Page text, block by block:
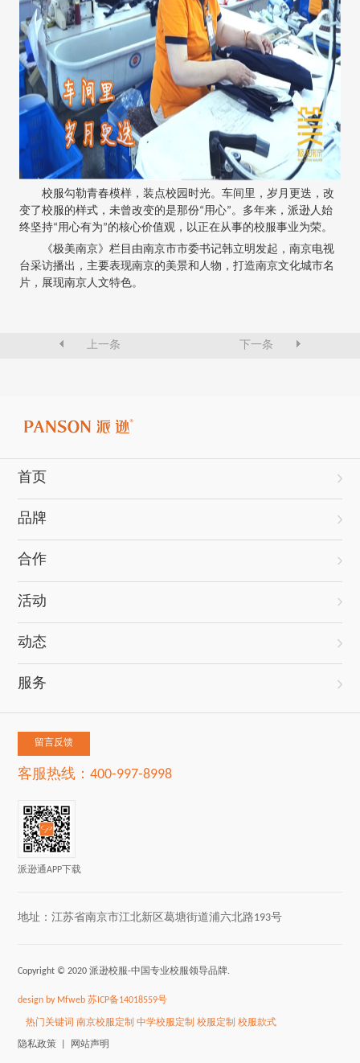
校服勾勒青春模样，装点校园时光。车间里，岁月更迭，改
变了校服的样式，未曾改变的是那份“用心”。多年来，派逊人始
终坚持“用心有为”的核心价值观，以正在从事的校服事业为荣。
《极美南京》栏目由南京市市委书记韩立明发起，南京电视
台采访播出，主要表现南京的美景和人物，打造南京文化城市名
片，展现南京人文特色。
上一条 下一条
首页
品牌
合作
活动
动态
服务
留言反馈
客服热线：400-997-8998
派逊通APP下载
地址：江苏省南京市江北新区葛塘街道浦六北路193号
Copyright © 2020 派逊校服-中国专业校服领导品牌.
design by Mfweb 苏ICP备14018559号
热门关键词 南京校服定制 中学校服定制 校服定制 校服款式
隐私政策 | 网站声明